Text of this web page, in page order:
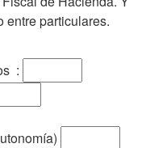
entre particulares.
: